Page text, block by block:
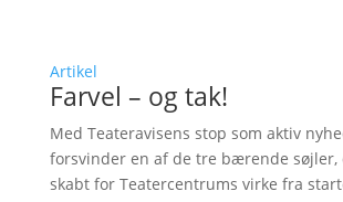
Artikel
Farvel – og tak!
Med Teateravisens stop som aktiv
forsvinder en af de tre bærende søjler,
skabt for Teatercentrums virke fra